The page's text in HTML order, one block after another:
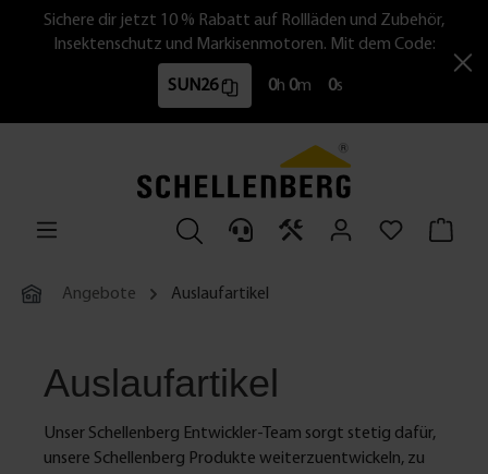
Sichere dir jetzt 10 % Rabatt auf Rollläden und Zubehör,
Insektenschutz und Markisenmotoren. Mit dem Code:
SUN26 0h 0m 0s
Angebote Auslaufartikel
Auslaufartikel
Unser Schellenberg Entwickler-Team sorgt stetig dafür,
unsere Schellenberg Produkte weiterzuentwickeln, zu